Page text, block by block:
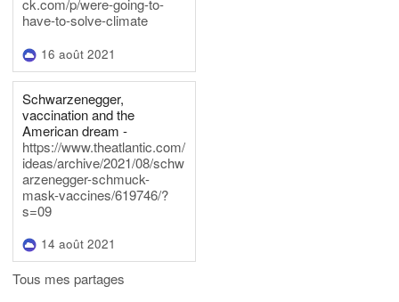
ck.com/p/were-going-to-
have-to-solve-climate
16 août 2021
Schwarzenegger,
vaccination and the
American dream -
https://www.theatlantic.com/
ideas/archive/2021/08/schw
arzenegger-schmuck-
mask-vaccines/619746/?
s=09
14 août 2021
Tous mes partages